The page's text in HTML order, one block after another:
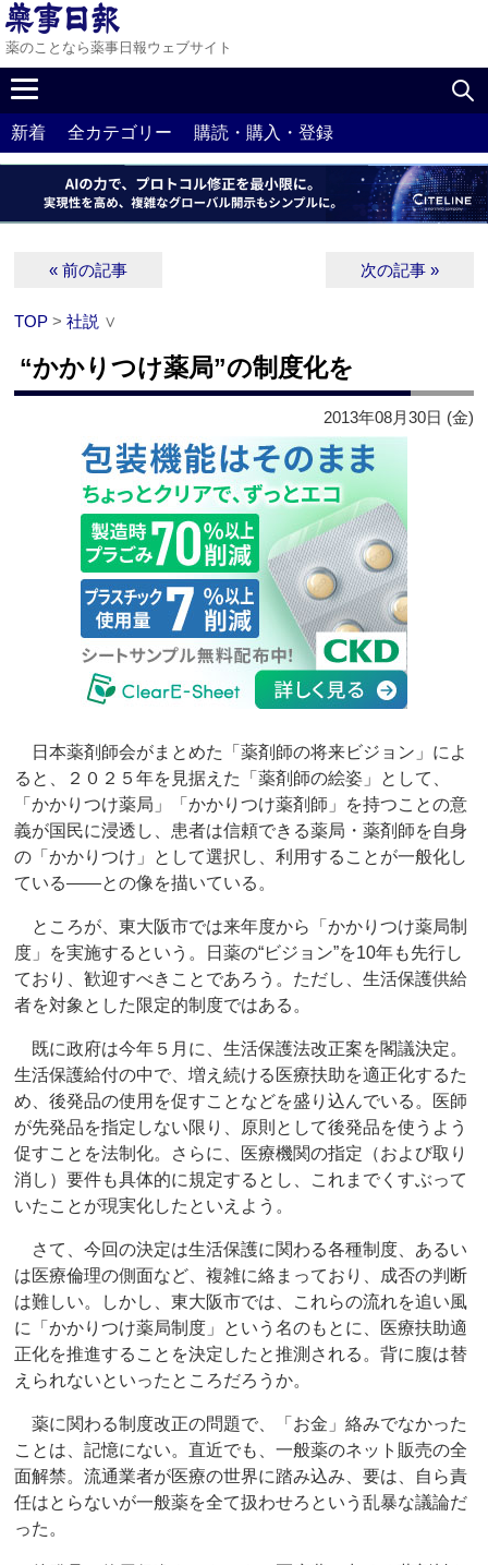
薬のことなら薬事日報ウェブサイト
新着 全カテゴリー 購読・購入・登録
« 前の記事 次の記事 »
TOP >社説 ∨
“かかりつけ薬局”の制度化を
2013年08月30日 (金)
日本薬剤師会がまとめた「薬剤師の将来ビジョン」によ
ると、２０２５年を見据えた「薬剤師の絵姿」として、
「かかりつけ薬局」「かかりつけ薬剤師」を持つことの意
義が国民に浸透し、患者は信頼できる薬局・薬剤師を自身
の「かかりつけ」として選択し、利用することが一般化し
ている――との像を描いている。
ところが、東大阪市では来年度から「かかりつけ薬局制
度」を実施するという。日薬の“ビジョン”を10年も先行し
ており、歓迎すべきことであろう。ただし、生活保護供給
者を対象とした限定的制度ではある。
既に政府は今年５月に、生活保護法改正案を閣議決定。
生活保護給付の中で、増え続ける医療扶助を適正化するた
め、後発品の使用を促すことなどを盛り込んでいる。医師
が先発品を指定しない限り、原則として後発品を使うよう
促すことを法制化。さらに、医療機関の指定（および取り
消し）要件も具体的に規定するとし、これまでくすぶって
いたことが現実化したといえよう。
さて、今回の決定は生活保護に関わる各種制度、あるい
は医療倫理の側面など、複雑に絡まっており、成否の判断
は難しい。しかし、東大阪市では、これらの流れを追い風
に「かかりつけ薬局制度」という名のもとに、医療扶助適
正化を推進することを決定したと推測される。背に腹は替
えられないといったところだろうか。
薬に関わる制度改正の問題で、「お金」絡みでなかった
ことは、記憶にない。直近でも、一般薬のネット販売の全
面解禁。流通業者が医療の世界に踏み込み、要は、自ら責
任はとらないが一般薬を全て扱わせろという乱暴な議論だ
った。